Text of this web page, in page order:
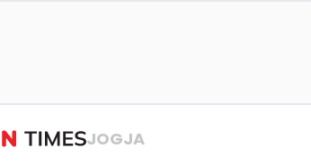
JOGJA